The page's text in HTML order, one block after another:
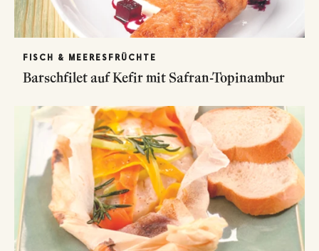
FISCH & MEERESFRÜCHTE
Barschfilet auf Kefir mit Safran-Topinambur